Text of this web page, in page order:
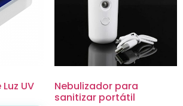
UV
Nebulizador para
sanitizar portátil